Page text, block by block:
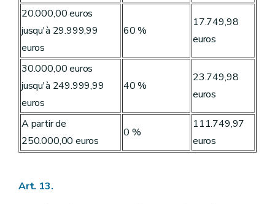
20.000,00 euros
jusqu'à 29.999,99
euros
60 %
17.749,98
euros
30.000,00 euros
jusqu'à 249.999,99
euros
40 %
23.749,98
euros
A partir de
250.000,00 euros
0 %
111.749,97
euros
Art. 13.